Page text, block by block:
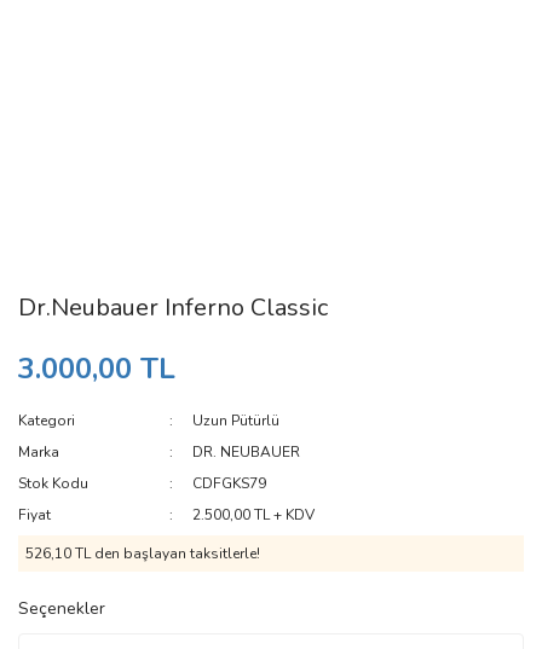
Dr.Neubauer Inferno Classic
3.000,00 TL
Kategori
Uzun Pütürlü
Marka
DR. NEUBAUER
Stok Kodu
CDFGKS79
Fiyat
2.500,00 TL + KDV
526,10 TL den başlayan taksitlerle!
Seçenekler